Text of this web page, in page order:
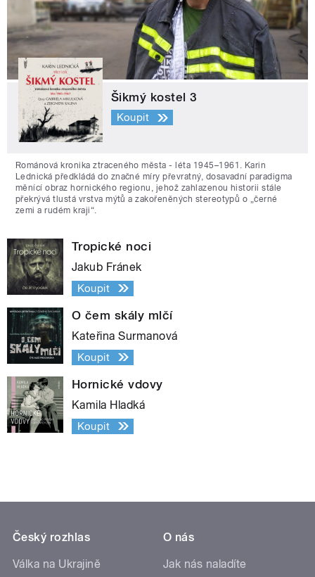
Šikmý kostel 3
Koupit
Románová kronika ztraceného města - léta 1945–1961. Karin
Lednická předkládá do značné míry převratný, dosavadní paradigma
měnící obraz hornického regionu, jehož zahlazenou historii stále
překrývá tlustá vrstva mýtů a zakořeněných stereotypů o „černé
zemi a rudém kraji“.
Tropické noci
Jakub Fránek
Koupit
O čem skály mlčí
Kateřina Surmanová
Koupit
Hornické vdovy
Kamila Hladká
Koupit
Český rozhlas
Válka na Ukrajině
O nás
Jak nás naladíte